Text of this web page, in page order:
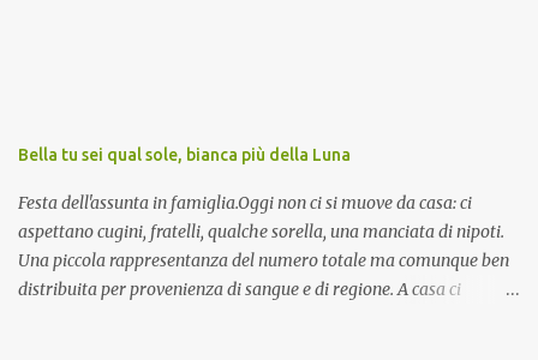
Bella tu sei qual sole, bianca più della Luna
Festa dell'assunta in famiglia.Oggi non ci si muove da casa: ci
aspettano cugini, fratelli, qualche sorella, una manciata di nipoti.
Una piccola rappresentanza del numero totale ma comunque ben
distribuita per provenienza di sangue e di regione. A casa ci